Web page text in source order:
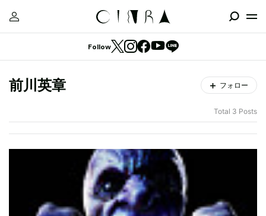
Follow
前川英章 フォロー
Total 3 Posts